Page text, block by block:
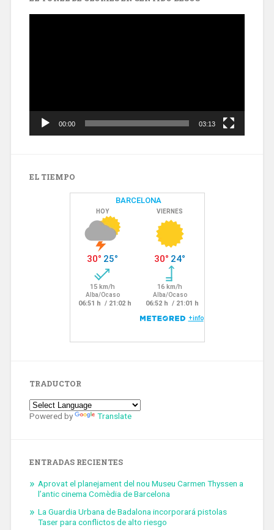
00:00 03:13
EL TIEMPO
TRADUCTOR
Powered by Translate
ENTRADAS RECIENTES
Aprovat el planejament del nou Museu Carmen Thyssen a
l’antic cinema Comèdia de Barcelona
La Guardia Urbana de Badalona incorporará pistolas
Taser para conflictos de alto riesgo